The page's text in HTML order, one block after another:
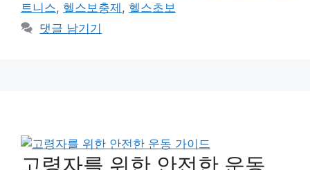
트니스, 헬스보충제 , 헬스초보
댓글 남기기
고령자를 위한 안전한 운동